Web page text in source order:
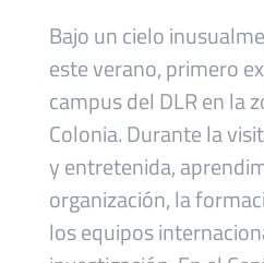
Bajo un cielo
este verano, primero
campus del DLR en la
Colonia. Durante la
y entretenida,
organización, la
los equipos